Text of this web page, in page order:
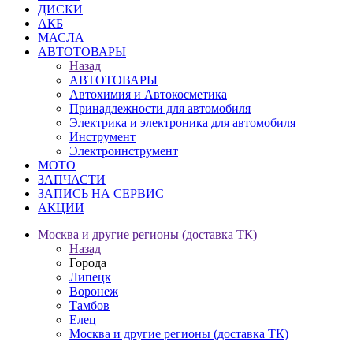
ДИСКИ
АКБ
МАСЛА
АВТОТОВАРЫ
Назад
АВТОТОВАРЫ
Автохимия и Автокосметика
Принадлежности для автомобиля
Электрика и электроника для автомобиля
Инструмент
Электроинструмент
МОТО
ЗАПЧАСТИ
ЗАПИСЬ НА СЕРВИС
АКЦИИ
Москва и другие регионы (доставка ТК)
Назад
Города
Липецк
Воронеж
Тамбов
Елец
Москва и другие регионы (доставка ТК)